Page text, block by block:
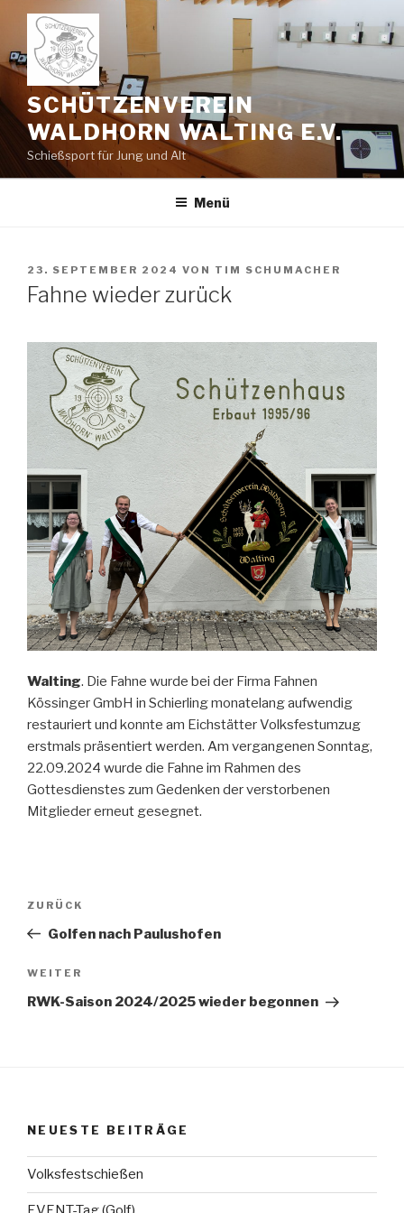
springen
SCHÜTZENVEREIN
WALDHORN WALTING E.V.
Schießsport für Jung und Alt
Menü
VERÖFFENTLICHT
AM
23. SEPTEMBER 2024 VON TIM SCHUMACHER
Fahne wieder zurück
Walting. Die Fahne wurde bei der Firma Fahnen
Kössinger GmbH in Schierling monatelang aufwendig
restauriert und konnte am Eichstätter Volksfestumzug
erstmals präsentiert werden. Am vergangenen Sonntag,
22.09.2024 wurde die Fahne im Rahmen des
Gottesdienstes zum Gedenken der verstorbenen
Mitglieder erneut gesegnet.
Beitragsnavigation
Vorheriger
Beitrag
ZURÜCK
Golfen nach Paulushofen
Nächster
Beitrag
WEITER
RWK-Saison 2024/2025 wieder begonnen
NEUESTE BEITRÄGE
Volksfestschießen